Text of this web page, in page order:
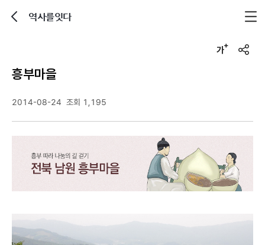
역사를잇다
u
흥부마을
2014-08-24 조회 1,195